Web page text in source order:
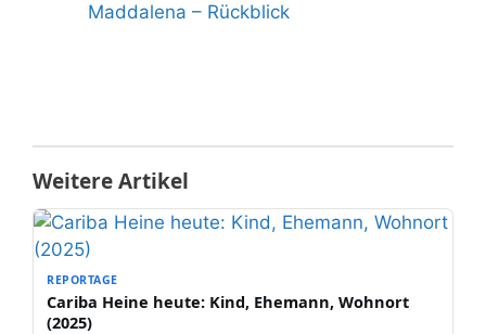
Maddalena – Rückblick
Weitere Artikel
REPORTAGE
Cariba Heine heute: Kind, Ehemann, Wohnort
(2025)